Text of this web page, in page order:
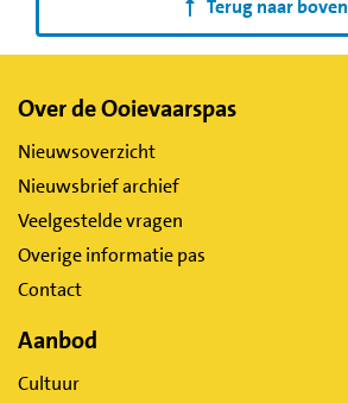
Terug naar boven
Belangrijke
links
Over de Ooievaarspas
Nieuwsoverzicht
Nieuwsbrief archief
Veelgestelde vragen
Overige informatie pas
Contact
Aanbod
Cultuur